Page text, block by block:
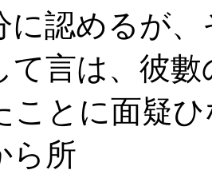
に認めるが
て言は、彼
ことに面疑
ら所